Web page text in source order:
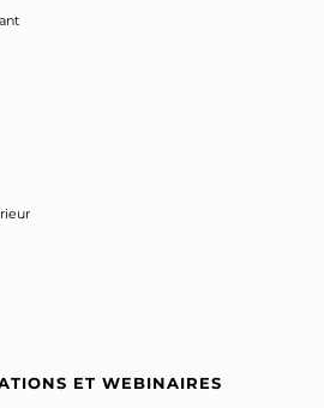
ET WEBINAIRES